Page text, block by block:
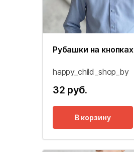
Рубашки на кнопках
happy_child_shop_by
32 руб.
В корзину